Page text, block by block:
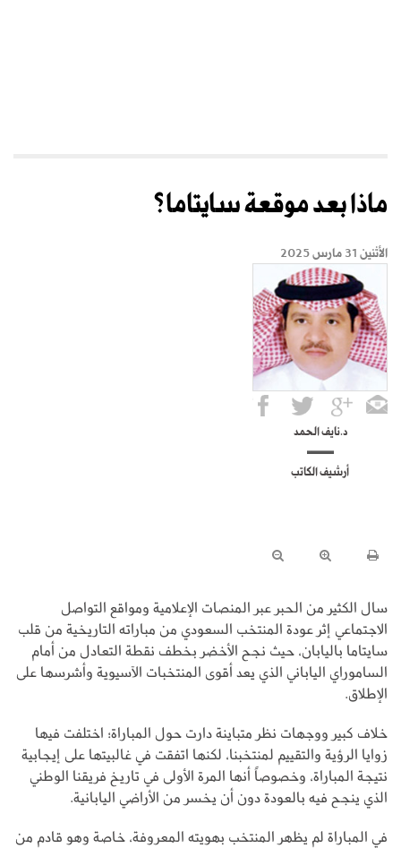
ماذا بعد موقعة سايتاما؟
الأثنين 31 مارس 2025
د.نايف الحمد
أرشيف الكاتب
سال الكثير من الحبر عبر المنصات الإعلامية ومواقع التواصل
الاجتماعي إثر عودة المنتخب السعودي من مباراته التاريخية من قلب
سايتاما باليابان، حيث نجح الأخضر بخطف نقطة التعادل من أمام
الساموراي الياباني الذي يعد أقوى المنتخبات الآسيوية وأشرسها على
الإطلاق.
خلاف كبير ووجهات نظر متباينة دارت حول المباراة؛ اختلفت فيها
زوايا الرؤية والتقييم لمنتخبنا، لكنها اتفقت في غالبيتها على إيجابية
نتيجة المباراة، وخصوصاً أنها المرة الأولى في تاريخ فريقنا الوطني
الذي ينجح فيه بالعودة دون أن يخسر من الأراضي اليابانية.
في المباراة لم يظهر المنتخب بهويته المعروفة، خاصة وهو قادم من